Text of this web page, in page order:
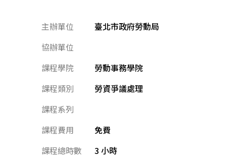
主辦單位
臺北市政府勞動局
協辦單位
課程學院
勞動事務學院
課程類別
勞資爭議處理
課程系列
課程費用
免費
課程總時數
3 小時